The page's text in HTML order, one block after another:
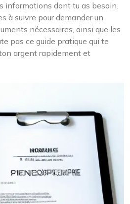
informations dont tu as besoin.
à suivre pour demander un
nécessaires, ainsi que les
pas ce guide pratique qui te
argent rapidement et